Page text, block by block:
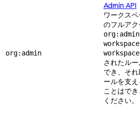
org:admin
Admin API
ワークス
のフルア
org:admin
されたル
でき、そ
ールを支
ことはでき
ください。